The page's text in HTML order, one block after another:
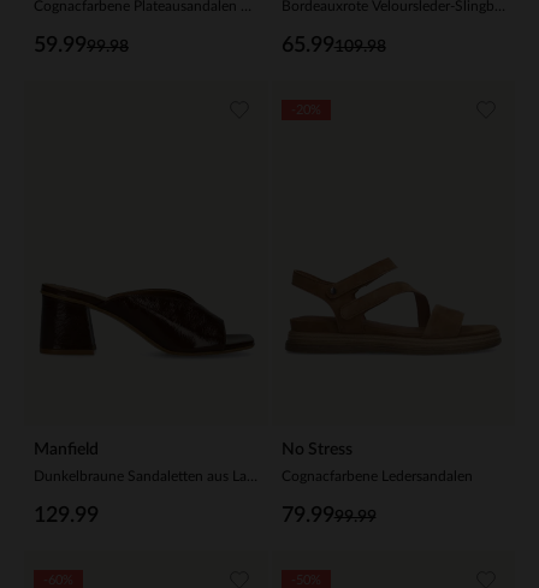
99.98
59.99 109.98
65.99
Manfield
129.99
No Stress
Cognacfarbene Ledersandalen
99.99
79.99